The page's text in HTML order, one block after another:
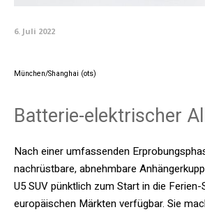
6. Juli 2022
München/Shanghai (ots)
Batterie-elektrischer
Nach einer umfassenden
nachrüstbare, abnehmbare
U5 SUV pünktlich zum Start in die
europäischen Märkten verfügbar. Sie